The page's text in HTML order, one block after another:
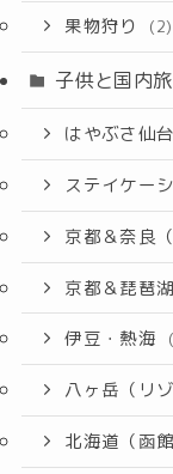
果物狩り (2)
子供と国内
はやぶさ仙
ステイケー
京都＆奈良
京都＆琵琶湖
伊豆・熱海
八ヶ岳（リ
北海道（函